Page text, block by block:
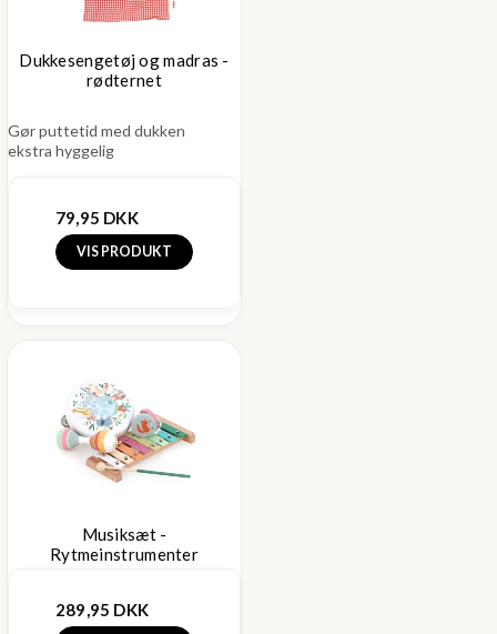
Dukkesengetøj og madras -
rødternet
Gør puttetid med dukken
ekstra hyggelig
79,95 DKK
VIS PRODUKT
Musiksæt -
Rytmeinstrumenter
289,95 DKK